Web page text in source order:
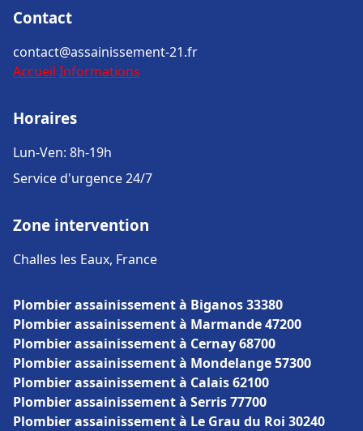
Contact
contact@assainissement-21.fr
Accueil Informations
Horaires
Lun-Ven: 8h-19h
Service d'urgence 24/7
Zone intervention
Challes les Eaux, France
Plombier assainissement à Biganos 33380
Plombier assainissement à Marmande 47200
Plombier assainissement à Cernay 68700
Plombier assainissement à Mondelange 57300
Plombier assainissement à Calais 62100
Plombier assainissement à Serris 77700
Plombier assainissement à Le Grau du Roi 30240